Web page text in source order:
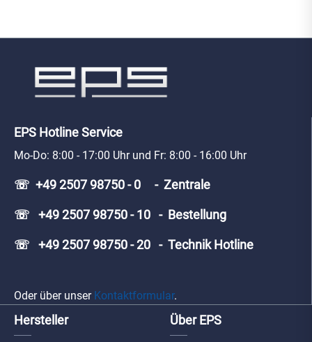
EPS Hotline Service
Mo-Do: 8:00 - 17:00 Uhr und Fr: 8:00 - 16:00 Uhr
☏ +49 2507 98750 - 0 - Zentrale
☏ +49 2507 98750 - 10 - Bestellung
☏ +49 2507 98750 - 20 - Technik Hotline
Oder über unser Kontaktformular.
Hersteller Über EPS